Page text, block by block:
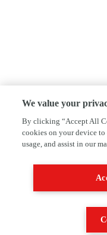
We value your
By clicking “Accept All
cookies on your device
usage, and assist in our